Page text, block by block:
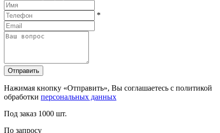
*
Отправить
Нажимая кнопку «Отправить», Вы соглашаетесь с политикой
обработки персональных данных
Под заказ 1000 шт.
По запросу